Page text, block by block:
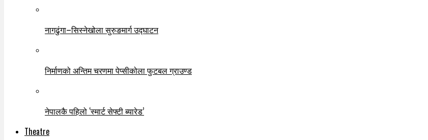
नागढुंगा–सिस्नेखोला सुरुङमार्ग उद्घाटन
निर्माणको अन्तिम चरणमा पेप्सीकोला फुटबल ग्राउण्ड
नेपालकै पहिलो ‘स्मार्ट सेफ्टी ब्यारेड’
Theatre